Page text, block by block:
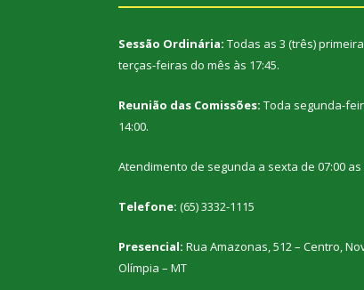
Sessão Ordinária: Todas as 3 (três)
terças-feiras do mês às 17:45.
Reunião das Comissões: Toda segunda-
14:00.
Atendimento de segunda a sexta de 07:00 as
Telefone: (65) 3332-1115
Presencial: Rua Amazonas, 512 – Centro,
Olímpia – MT